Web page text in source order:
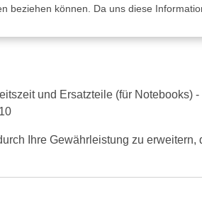
beziehen können. Da uns diese
und Ersatzteile (für Notebooks)
Ihre Gewährleistung zu